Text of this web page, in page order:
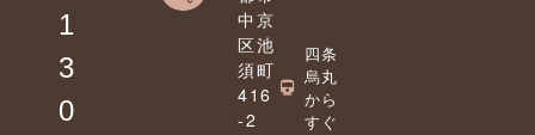
1
3
0
中京
区池
須町
416
-2
四条
烏丸
から
すぐ